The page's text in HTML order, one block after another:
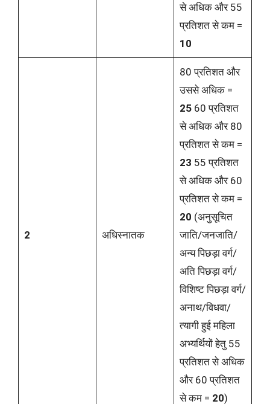
से अधिक और 55
प्रतिशत से कम =
10
2 अधिस्नातक
80 प्रतिशत और
उससे अधिक =
2560 प्रतिशत
से अधिक और 80
प्रतिशत से कम =
23 55 प्रतिशत
से अधिक और 60
प्रतिशत से कम =
20 (अनुसूचित
जाति/जनजाति/
अन्य पिछड़ा वर्ग/
अति पिछड़ा वर्ग/
विशिष्ट पिछड़ा वर्ग/
अनाथ/विधवा/
त्यागी हुई महिला
अभ्यर्थियों हेतु 55
प्रतिशत से अधिक
और 60 प्रतिशत
से कम = 20)